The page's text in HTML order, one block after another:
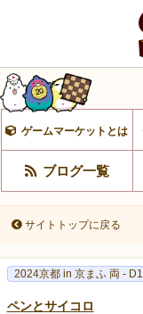
ゲームマーケットとは
ブログ一覧
サイトトップに戻る
2024京都 in 京まふ 両 -
ペンとサイコロ